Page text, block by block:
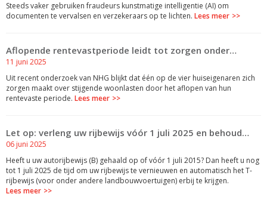
Steeds vaker gebruiken fraudeurs kunstmatige intelligentie (AI) om
documenten te vervalsen en verzekeraars op te lichten. Lees meer
Aflopende rentevastperiode leidt tot zorgen onder…
11 juni 2025
Uit recent onderzoek van NHG blijkt dat één op de vier huiseigenaren zich
zorgen maakt over stijgende woonlasten door het aflopen van hun
rentevaste periode. Lees meer
Let op: verleng uw rijbewijs vóór 1 juli 2025 en behoud…
06 juni 2025
Heeft u uw autorijbewijs (B) gehaald op of vóór 1 juli 2015? Dan heeft u nog
tot 1 juli 2025 de tijd om uw rijbewijs te vernieuwen en automatisch het T-
rijbewijs (voor onder andere landbouwvoertuigen) erbij te krijgen.
Lees meer